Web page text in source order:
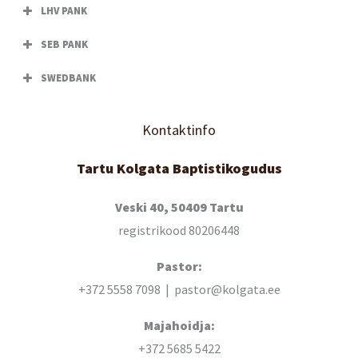
LHV PANK
SEB PANK
SWEDBANK
Kontaktinfo
Tartu Kolgata Baptistikogudus
Veski 40, 50409 Tartu
registrikood 80206448
Pastor:
+372 5558 7098 | pastor@kolgata.ee
Majahoidja:
+372 5685 5422